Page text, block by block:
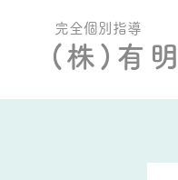
完全個別指導
(株)有